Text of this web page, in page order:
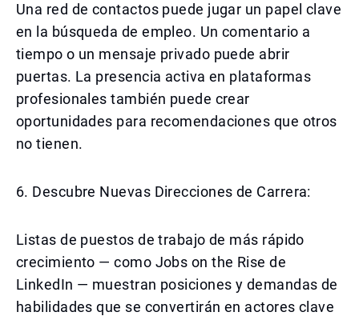
Una red de contactos puede jugar un papel clave
en la búsqueda de empleo. Un comentario a
tiempo o un mensaje privado puede abrir
puertas. La presencia activa en plataformas
profesionales también puede crear
oportunidades para recomendaciones que otros
no tienen.
6. Descubre Nuevas Direcciones de Carrera:
Listas de puestos de trabajo de más rápido
crecimiento — como Jobs on the Rise de
LinkedIn — muestran posiciones y demandas de
habilidades que se convertirán en actores clave